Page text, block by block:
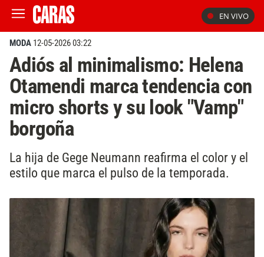
EN VIVO
MODA 12-05-2026 03:22
Adiós al minimalismo: Helena
Otamendi marca tendencia con
micro shorts y su look "Vamp"
borgoña
La hija de Gege Neumann reafirma el color y el
estilo que marca el pulso de la temporada.